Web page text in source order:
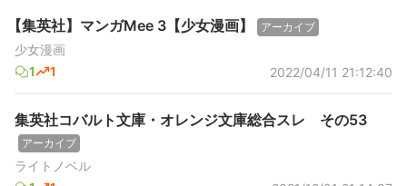
【集英社】マンガMee 3【少女漫画】 アーカイブ
少女漫画
1
1 2022/04/11 21:12:40
集英社コバルト文庫・オレンジ文庫総合スレ その53
アーカイブ
ライトノベル